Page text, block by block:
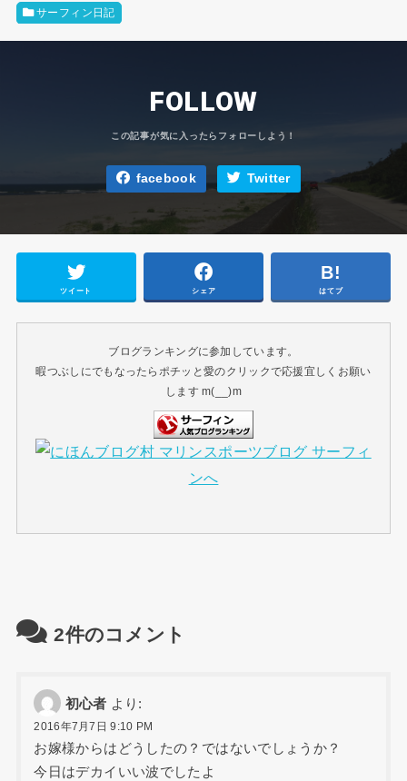
サーフィン日記
FOLLOW
facebook Twitter
ツイート シェア はてブ
ブログランキングに参加しています。
暇つぶしにでもなったらポチッと愛のクリックで応援宜しくお願い
します m(__)m
2件のコメント
初心者 より:
2016年7月7日 9:10 PM
お嫁様からはどうしたの？ではないでしょうか？
今日はデカイいい波でしたよ